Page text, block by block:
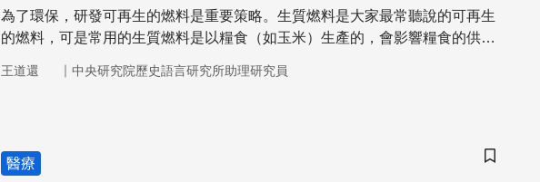
為了環保，研發可再生的燃料是重要策略。生質燃料是大家最常聽說的可再生
的燃料，可是常用的生質燃料是以糧食（如玉米）生產的，會影響糧食的供應
王道還 ｜ 中央研究院歷史語言研究所助理研究員
儲存書籤
醫療